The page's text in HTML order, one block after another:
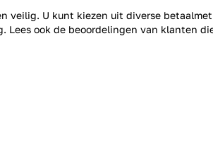
veilig. U kunt kiezen uit diverse
Lees ook de beoordelingen van klanten